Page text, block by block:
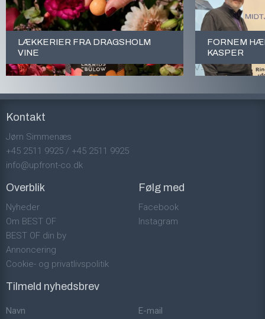
LÆKKERIER FRA DRAGSHOLM
VINE
FORNEM
KASPER
Kontakt
Jørn Simmenæs
+45 2511 9925 / +45 2511 9925
info@upfront-co.dk
Overblik
Nyheder
Om BEST OF
BEST OF din by
Annoncering
Cookie- og privatlivspolitik
Følg med
Facebook
Instagram
Tilmeld nyhedsbrev